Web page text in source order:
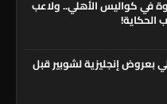
في كواليس الأهلي.. ولاعب
الحكاية!
بعروض إنجليزية لشوبير قبل